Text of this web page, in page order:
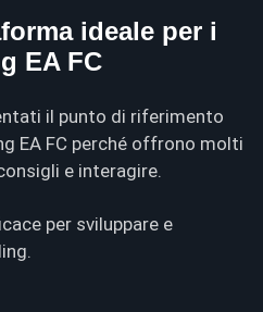
ideale per i
EA FC
il punto di riferimento
EA FC perché offrono molti
e interagire.
per sviluppare e